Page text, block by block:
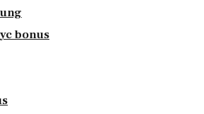
bonus